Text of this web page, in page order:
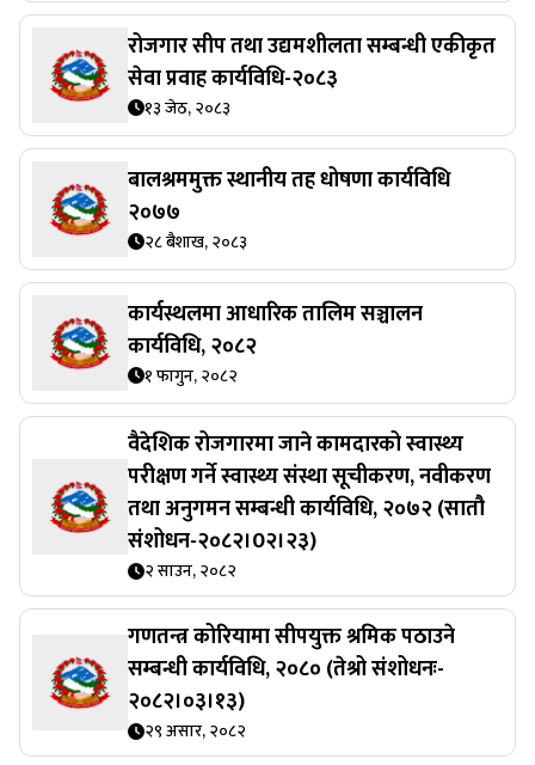
रोजगार सीप तथा उद्यमशीलता सम्बन्धी एकीकृत
सेवा प्रवाह कार्यविधि-२०८३
१३ जेठ, २०८३
बालश्रममुक्त स्थानीय तह धोषणा कार्यविधि
२०७७
२८ बैशाख, २०८३
कार्यस्थलमा आधारिक तालिम सञ्चालन
कार्यविधि, २०८२
१ फागुन, २०८२
वैदेशिक रोजगारमा जाने कामदारको स्वास्थ्य
परीक्षण गर्ने स्वास्थ्य संस्था सूचीकरण, नवीकरण
तथा अनुगमन सम्बन्धी कार्यविधि, २०७२ (सातौ
संशोधन-२०८२।0२।२३)
२ साउन, २०८२
गणतन्त्र कोरियामा सीपयुक्त श्रमिक पठाउने
सम्बन्धी कार्यविधि, २०८० (तेश्रो संशोधनः-
२०८२।०३।१३)
२९ असार, २०८२